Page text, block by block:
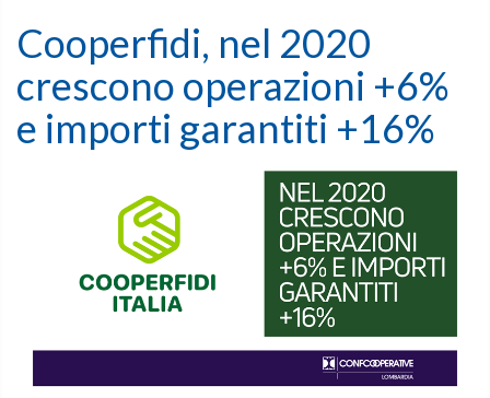
Cooperfidi, nel 2020
crescono operazioni +6%
e importi garantiti +16%